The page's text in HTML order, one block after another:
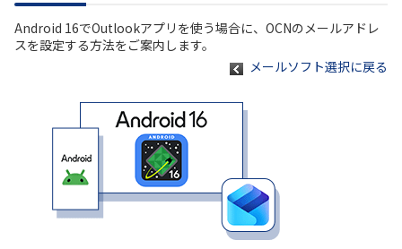
サービス名から探す
工事・故障情報
各種ダウンロード
お問い合わせ
Android 16でOutlookアプリを使う場合に、OCNのメールアドレ
スを設定する方法をご案内します。
メールソフト選択に戻る